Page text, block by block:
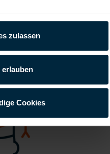
zulassen
Cookies
rasche und
für Sie sicher